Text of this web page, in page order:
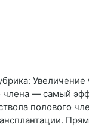
— самый
полового